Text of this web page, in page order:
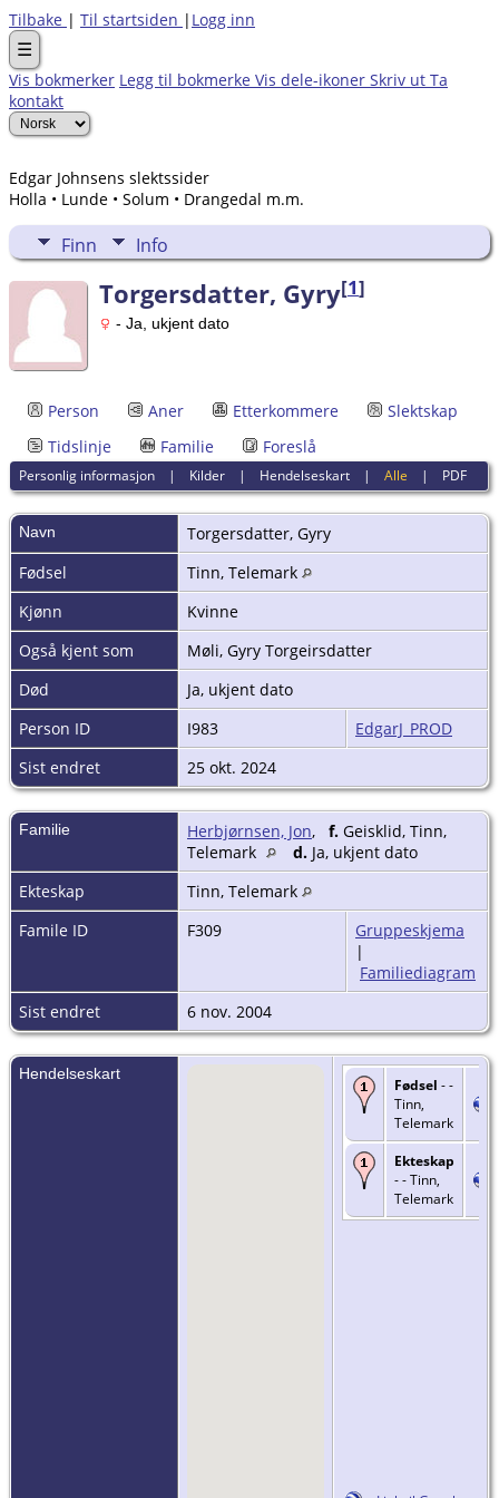
Tilbake | Til startsiden | Logg inn
☰
Vis bokmerker Legg til bokmerke Vis dele-ikoner Skriv ut Ta
kontakt
Edgar Johnsens slektssider
Holla • Lunde • Solum • Drangedal m.m.
Finn Info
Torgersdatter, Gyry[1]
- Ja, ukjent dato
Person Aner Etterkommere
Slektskap
Tidslinje
Familie Foreslå
Personlig informasjon | Kilder | Hendelseskart |Alle | PDF
Navn Torgersdatter, Gyry
Fødsel
Tinn, Telemark
Kjønn
Kvinne
Også kjent som
Møli, Gyry Torgeirsdatter
Død
Ja, ukjent dato
Person ID
I983
EdgarJ_PROD
Sist endret
25 okt. 2024
Familie Herbjørnsen, Jon, f. Geisklid, Tinn,
Telemark
d. Ja, ukjent dato
Ekteskap
Tinn, Telemark
Famile ID
F309
Gruppeskjema
|
Familiediagram
Sist endret
6 nov. 2004
Hendelseskart
Fødsel - -
Tinn,
Telemark
Ekteskap
- - Tinn,
Telemark